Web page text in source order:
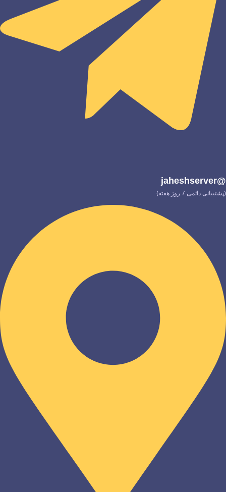
@jaheshserver
(پشتیبانی دائمی 7 روز هفته)